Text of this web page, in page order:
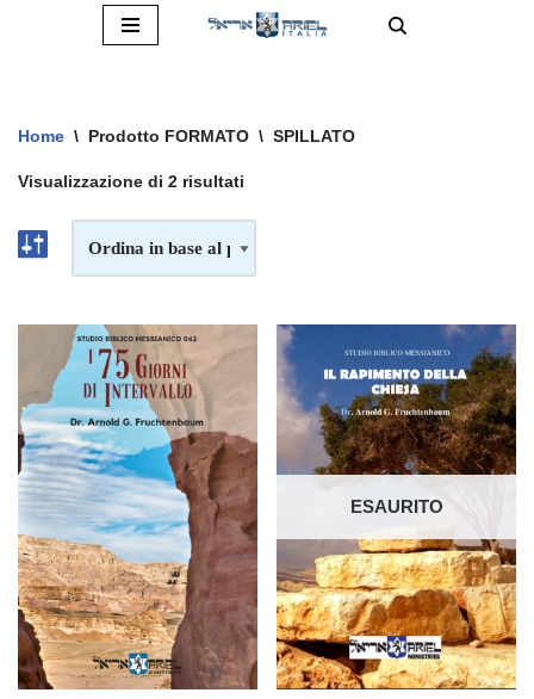
Home \ Prodotto FORMATO \ SPILLATO
Visualizzazione di 2 risultati
ESAURITO